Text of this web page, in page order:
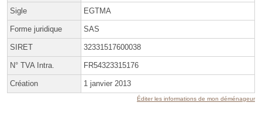
Sigle EGTMA
Forme juridique SAS
SIRET 32331517600038
N° TVA Intra. FR54323315176
Création 1 janvier 2013
Éditer les informations de mon déménageur